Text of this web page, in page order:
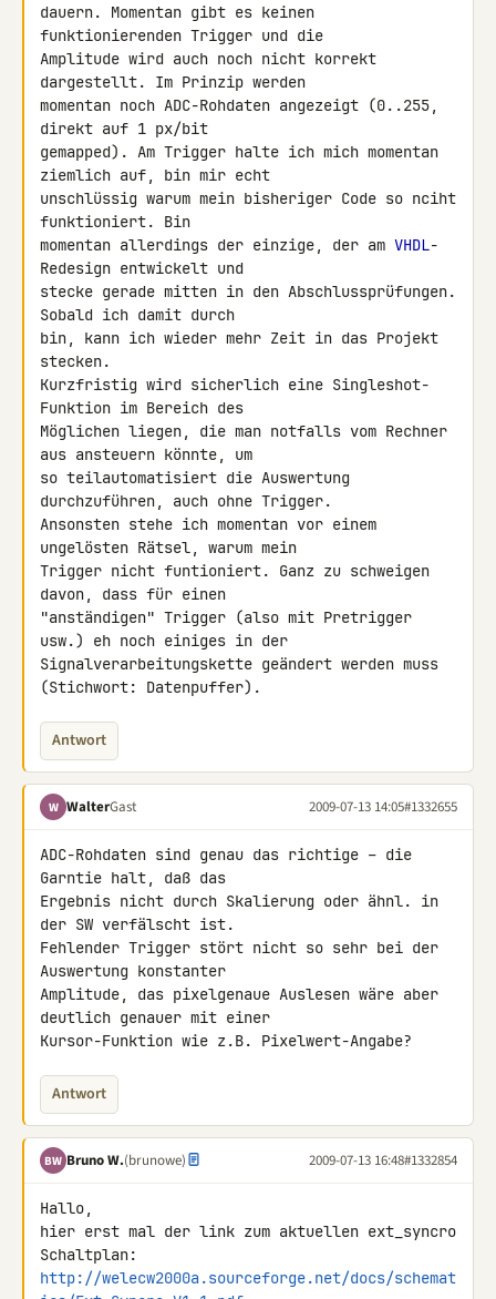
dauern. Momentan gibt es keinen
funktionierenden Trigger und die
Amplitude wird auch noch nicht korrekt
dargestellt. Im Prinzip werden
momentan noch ADC-Rohdaten angezeigt (0..255,
direkt auf 1 px/bit
gemapped). Am Trigger halte ich mich momentan
ziemlich auf, bin mir echt
unschlüssig warum mein bisheriger Code so nciht
funktioniert. Bin
momentan allerdings der einzige, der am VHDL-
Redesign entwickelt und
stecke gerade mitten in den Abschlussprüfungen.
Sobald ich damit durch
bin, kann ich wieder mehr Zeit in das Projekt
stecken.
Kurzfristig wird sicherlich eine Singleshot-
Funktion im Bereich des
Möglichen liegen, die man notfalls vom Rechner
aus ansteuern könnte, um
so teilautomatisiert die Auswertung
durchzuführen, auch ohne Trigger.
Ansonsten stehe ich momentan vor einem
ungelösten Rätsel, warum mein
Trigger nicht funtioniert. Ganz zu schweigen
davon, dass für einen
"anständigen" Trigger (also mit Pretrigger
usw.) eh noch einiges in der
Signalverarbeitungskette geändert werden muss
(Stichwort: Datenpuffer).
Antwort
W WalterGast 2009-07-13 14:05#1332655
ADC-Rohdaten sind genau das richtige – die
Garntie halt, daß das
Ergebnis nicht durch Skalierung oder ähnl. in
der SW verfälscht ist.
Fehlender Trigger stört nicht so sehr bei der
Auswertung konstanter
Amplitude, das pixelgenaue Auslesen wäre aber
deutlich genauer mit einer
Kursor-Funktion wie z.B. Pixelwert-Angabe?
Antwort
BW Bruno W.(brunowe) 2009-07-13 16:48#1332854
Hallo,
hier erst mal der link zum aktuellen ext_syncro
http://welecw2000a.sourceforge.net/docs/schemat